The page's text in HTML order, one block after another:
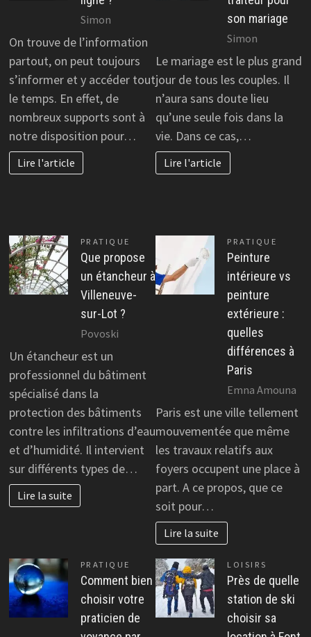
Simon
On trouve de l’information
partout, on peut toujours
s’informer et y accéder tout
le temps. En effet, de
nombreux supports sont à
notre disposition pour…
Lire l'article
son mariage
Simon
Le mariage est le plus grand
jour de tous les couples. Il
n’aura sans doute lieu
qu’une seule fois dans la
vie. Dans ce cas,…
Lire l'article
PRATIQUE
Que propose
un étancheur à
Villeneuve-
sur-Lot ?
Povoski
Un étancheur est un
professionnel du bâtiment
spécialisé dans la
protection des bâtiments
contre les infiltrations d’eau
et d’humidité. Il intervient
sur différents types de…
Lire la suite
PRATIQUE
Peinture
intérieure vs
peinture
extérieure :
quelles
différences à
Paris
Emna Amouna
Paris est une ville tellement
mouvementée que même
les travaux relatifs aux
foyers occupent une place à
part. A ce propos, que ce
soit pour…
Lire la suite
PRATIQUE
Comment bien
choisir votre
praticien de
LOISIRS
Près de quelle
station de ski
choisir sa